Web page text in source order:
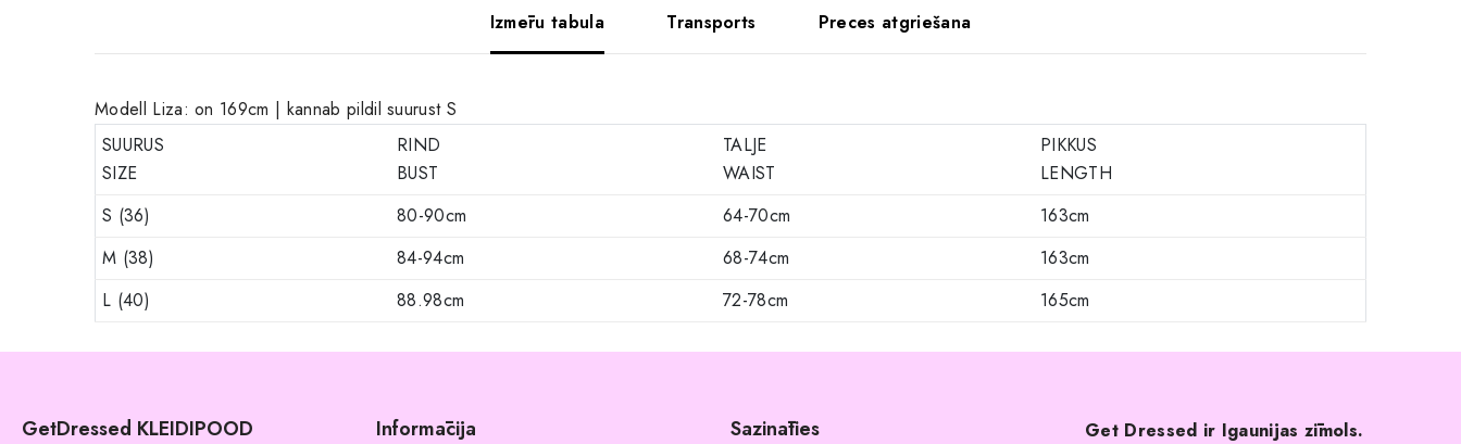
Izmēru tabula Transports Preces atgriešana
Modell Liza: on 169cm | kannab pildil suurust S
SUURUS
SIZE
RIND
BUST
TALJE
WAIST
PIKKUS
LENGTH
S (36)
80-90cm 64-70cm
163cm
M (38)
84-94cm 68-74cm
163cm
L (40)
88.98cm 72-78cm 165cm
GetDressed KLEIDIPOOD Informācija Sazināties
Get Dressed ir Igaunijas zīmols.